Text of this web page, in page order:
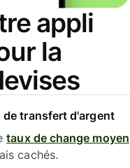
appli
la
de transfert d'argent
taux de change moyen
cachés.